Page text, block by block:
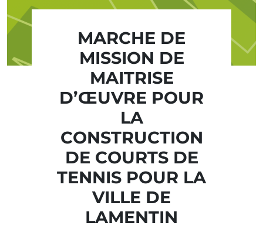
MARCHE DE
MISSION DE
MAITRISE
D’ŒUVRE POUR
LA
CONSTRUCTION
DE COURTS DE
TENNIS POUR LA
VILLE DE
LAMENTIN